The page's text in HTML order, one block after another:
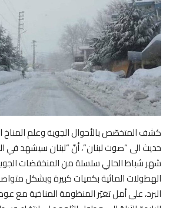
كشف المتخصّص بالأحوال الجوية وعلم المناخ
حديث الى “صوت لبنان”، أنّ “لبنان سيشهد في
شهر شباط الحالي سلسلة من المنخفضات
الهطولات المائية بكميات كبيرة وبشكل
البرد، على أمل تغيّر المنظومة المناخية مع